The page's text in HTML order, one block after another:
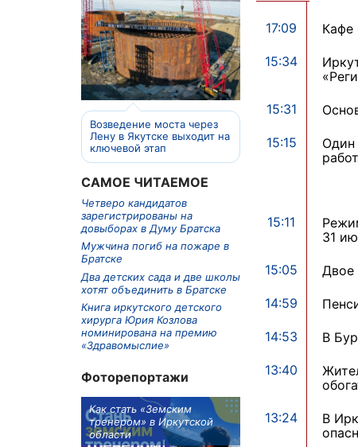
Возведение моста через
Лену в Якутске выходит на
ключевой этап
САМОЕ ЧИТАЕМОЕ
Четверо кандидатов
зарегистрированы на
довыборах в Думу Братска
Мужчина погиб на пожаре в
Братске
Два детских сада и две школы
хотят объединить в Братске
Книга иркутского детского
хирурга Юрия Козлова
номинирована на премию
«Здравомыслие»
Фоторепортажи
Как стать «Земским
тренером» в Иркутской
области
пропали в
17:09 Кафе
15:34
15:31
15:15
Один
15:11
31
15:05 Двое
14:59
14:53 В
13:40
13:24
В